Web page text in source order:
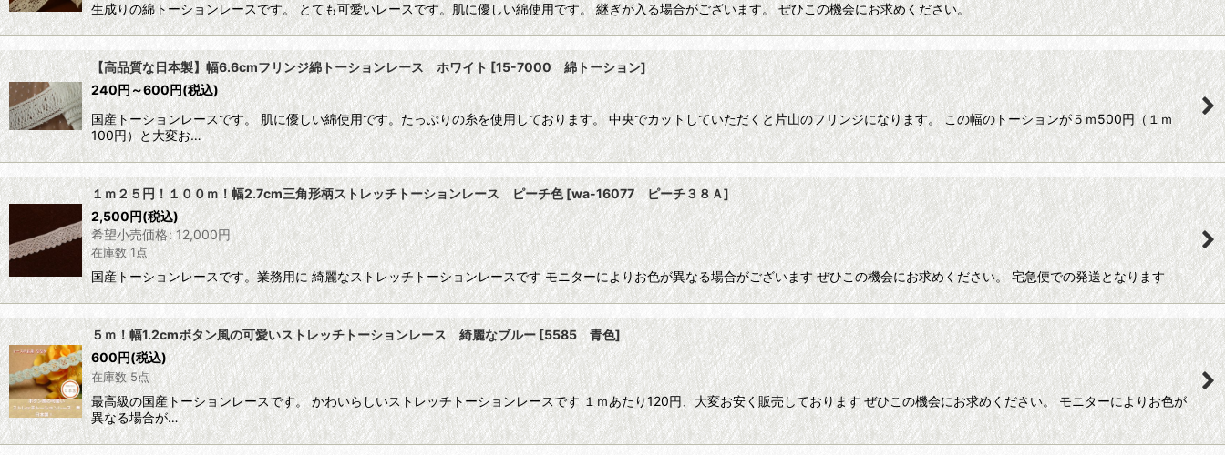
生成りの綿トーションレースです。 とても可愛いレースです。肌に優しい綿使用です。 継ぎが入る場合がございます。 ぜひこの機会にお求めください。
【高品質な日本製】幅6.6cmフリンジ綿トーションレース ホワイト[15-7000 綿トーション]
240円～600円(税込)
国産トーションレースです。 肌に優しい綿使用です。たっぷりの糸を使用しております。 中央でカットしていただくと片山のフリンジになります。 この幅のトーションが５ｍ500円（１ｍ
100円）と大変お…
１ｍ２５円！１００ｍ！幅2.7cm三角形柄ストレッチトーションレース ピーチ色[wa-16077 ピーチ３８Ａ]
2,500円(税込)
希望小売価格: 12,000円
在庫数 1点
国産トーションレースです。業務用に 綺麗なストレッチトーションレースです モニターによりお色が異なる場合がございます ぜひこの機会にお求めください。 宅急便での発送となります
５ｍ！幅1.2cmボタン風の可愛いストレッチトーションレース 綺麗なブルー [5585 青色]
600円(税込)
在庫数 5点
最高級の国産トーションレースです。 かわいらしいストレッチトーションレースです １ｍあたり120円、大変お安く販売しております ぜひこの機会にお求めください。 モニターによりお色が
異なる場合が…